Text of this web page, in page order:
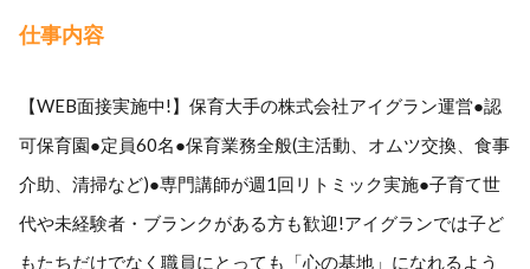
仕事内容
【WEB面接実施中!】保育大手の株式会社アイグラン運営●認
可保育園●定員60名●保育業務全般(主活動、オムツ交換、食事
介助、清掃など)●専門講師が週1回リトミック実施●子育て世
代や未経験者・ブランクがある方も歓迎!アイグランでは子ど
もたちだけでなく職員にとっても「心の基地」になれるよう